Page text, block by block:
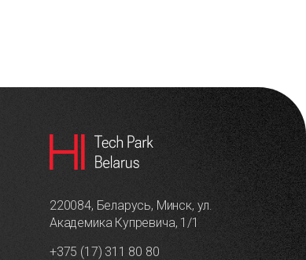
220084, Беларусь, Минск, ул.
Академика Купревича, 1/1
+375 (17) 311 80 80